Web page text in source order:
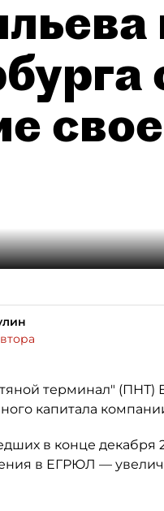
терминал" (ПНТ)
капитала
в конце декабря
в ЕГРЮЛ —